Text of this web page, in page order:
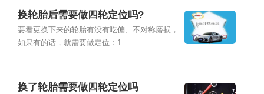
换轮胎后需要做四轮定位吗?
要看更换下来的轮胎有没有吃偏、不对称磨损，
如果有的话，就需要做定位：1...
换了轮胎需要做四轮定位吗